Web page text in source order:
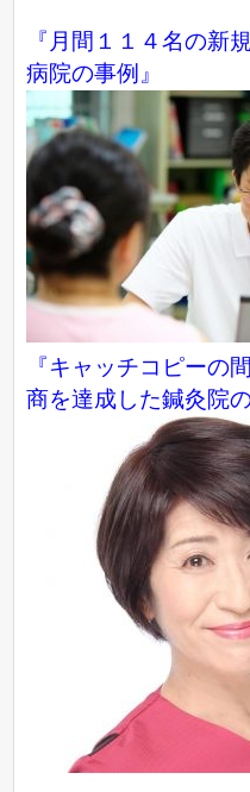
『月間１１４名の新
病院の事例』
『キャッチコピーの
商を達成した鍼灸院の